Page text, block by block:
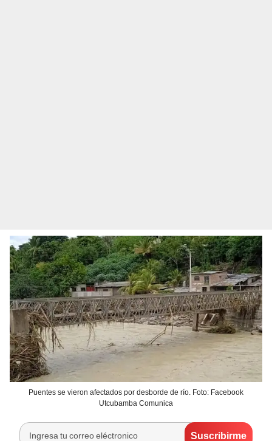
Puentes se vieron afectados por desborde de río. Foto: Facebook
Utcubamba Comunica